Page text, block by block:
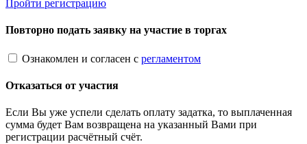
Пройти регистрацию
Повторно подать заявку на участие в торгах
Ознакомлен и согласен с регламентом
Отказаться от участия
Если Вы уже успели сделать оплату задатка, то выплаченная
сумма будет Вам возвращена на указанный Вами при
регистрации расчётный счёт.